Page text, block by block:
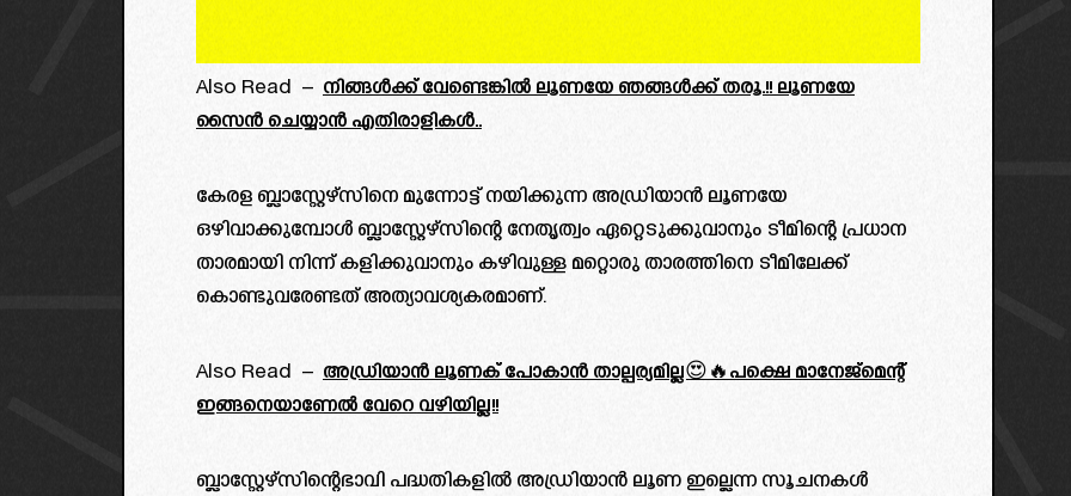
Also Read – നിങ്ങൾക്ക് വേണ്ടെങ്കിൽ ലൂണയേ ഞങ്ങൾക്ക് തരൂ.!! ലൂണയേ
സൈൻ ചെയ്യാൻ എതിരാളികൾ..
കേരള ബ്ലാസ്റ്റേഴ്സിനെ മുന്നോട്ട് നയിക്കുന്ന അഡ്രിയാൻ ലൂണയേ
ഒഴിവാക്കുമ്പോൾ ബ്ലാസ്റ്റേഴ്സിന്റെ നേതൃത്വം ഏറ്റെടുക്കുവാനും ടീമിന്റെ പ്രധാന
താരമായി നിന്ന് കളിക്കുവാനും കഴിവുള്ള മറ്റൊരു താരത്തിനെ ടീമിലേക്ക്
കൊണ്ടുവരേണ്ടത് അത്യാവശ്യകരമാണ്.
Also Read – അഡ്രിയാൻ ലൂണക് പോകാൻ താല്പര്യമില്ല😍🔥പക്ഷെ മാനേജ്മെന്റ്
ഇങ്ങനെയാണേൽ വേറെ വഴിയില്ല!!
ബ്ലാസ്റ്റേഴ്സിന്റെഭാവി പദ്ധതികളിൽ അഡ്രിയാൻ ലൂണ ഇല്ലെന്ന സൂചനകൾ